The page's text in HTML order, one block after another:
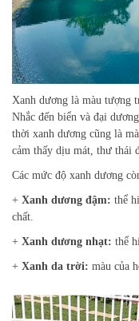
Xanh dương là màu tượng
Nhắc đến biển và đại
thời xanh dương cũng là
cảm thấy dịu mát, thư thái
Các mức độ xanh dương
+ Xanh dương đậm: thể
chất.
+ Xanh dương nhạt: thể
+ Xanh da trời: màu của